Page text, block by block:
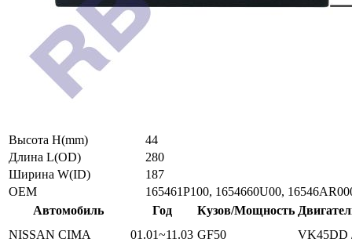
Высота H(mm)
44
Длина L(OD)
280
Ширина W(ID)
187
ОЕМ
165461P100, 1654660U00,
Автомобиль
Год Кузов/Мощность
NISSAN CIMA
01.01~11.03 GF50 VK45DD